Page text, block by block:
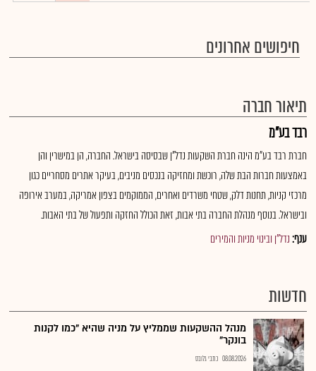
חיפושים אחרונים
תיאור חברה
רבד בע"מ
חברת רבד בע"מ הינה חברת השקעות נדל"ן שבסיסה בישראל. החברה, הן במישרין והן
באמצעות חברות הבת שלה, רוכשת ומחזיקה בנכסים מניבים, בעיקר אתרים מסחריים כגון
מרכזי קניות, תחנות דלק, שטחי משרדים ואחרים, הממוקמים בצפון אמריקה, במערב אירופה
ובישראל. בנוסף מנהלת החברה בתי אבות, זאת הכולל החזקה ותפעול של בתי האבות.
ענף:נדל"ן ובינוי מניות והמירים
חדשות
מנהל ההשקעות שממליץ על מניה שהיא "כמו לקנות
בונקר"
08.08.2026 כתבי גלובס